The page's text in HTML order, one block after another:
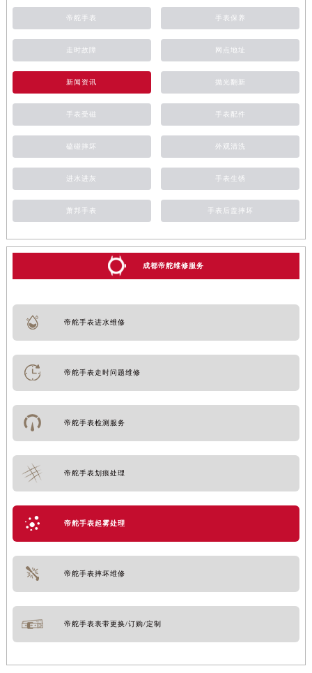
帝舵手表 手表保养
走时故障 网点地址
新闻资讯 抛光翻新
手表受磁 手表配件
磕碰摔坏 外观清洗
进水进灰 手表生锈
萧邦手表 手表后盖摔坏
成都帝舵维修服务
帝舵手表进水维修
帝舵手表走时问题维修
帝舵手表检测服务
帝舵手表划痕处理
帝舵手表起雾处理
帝舵手表摔坏维修
帝舵手表表带更换/订购/定制